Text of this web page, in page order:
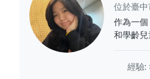
位於臺
作為一
和學齡
您家中
時聯繫
經驗: